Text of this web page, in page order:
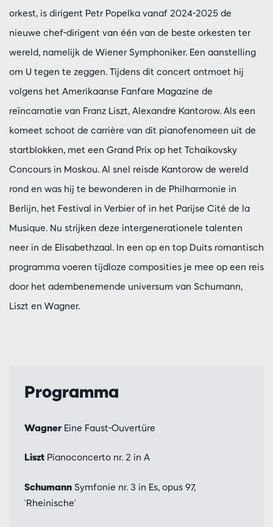
orkest, is dirigent Petr Popelka vanaf 2024-2025 de
nieuwe chef-dirigent van één van de beste orkesten ter
wereld, namelijk de Wiener Symphoniker. Een aanstelling
om U tegen te zeggen. Tijdens dit concert ontmoet hij
volgens het Amerikaanse Fanfare Magazine de
reïncarnatie van Franz Liszt, Alexandre Kantorow. Als een
komeet schoot de carrière van dit pianofenomeen uit de
startblokken, met een Grand Prix op het Tchaikovsky
Concours in Moskou. Al snel reisde Kantorow de wereld
rond en was hij te bewonderen in de Philharmonie in
Berlijn, het Festival in Verbier of in het Parijse Cité de la
Musique. Nu strijken deze intergenerationele talenten
neer in de Elisabethzaal. In een op en top Duits romantisch
programma voeren tijdloze composities je mee op een reis
door het adembenemende universum van Schumann,
Liszt en Wagner.
Programma
Wagner Eine Faust-Ouvertüre
Liszt Pianoconcerto nr. 2 in A
Schumann Symfonie nr. 3 in Es, opus 97,
'Rheinische'